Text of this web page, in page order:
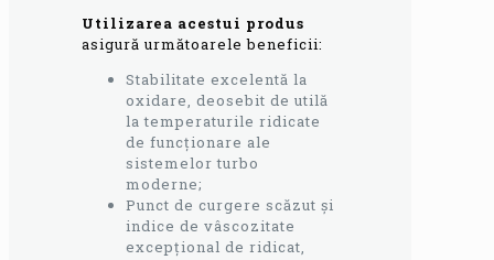
Utilizarea acestui produs
asigură următoarele beneficii:
Stabilitate excelentă la
oxidare, deosebit de utilă
la temperaturile ridicate
de funcționare ale
sistemelor turbo
moderne;
Punct de curgere scăzut și
indice de vâscozitate
excepțional de ridicat,